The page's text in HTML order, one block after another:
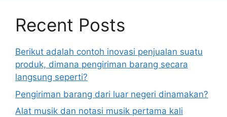
Recent Posts
Berikut adalah contoh inovasi penjualan suatu
produk, dimana pengiriman barang secara
langsung seperti?
Pengiriman barang dari luar negeri dinamakan?
Alat musik dan notasi musik pertama kali